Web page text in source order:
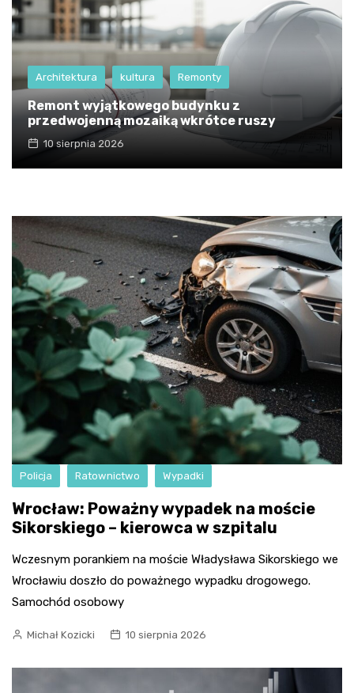
Architektura kultura Remonty
Remont wyjątkowego budynku z
przedwojenną mozaiką wkrótce ruszy
10 sierpnia 2026
Policja Ratownictwo Wypadki
Wrocław: Poważny wypadek na moście
Sikorskiego – kierowca w szpitalu
Wczesnym porankiem na moście Władysława Sikorskiego we
Wrocławiu doszło do poważnego wypadku drogowego.
Samochód osobowy
Michał Kozicki 10 sierpnia 2026